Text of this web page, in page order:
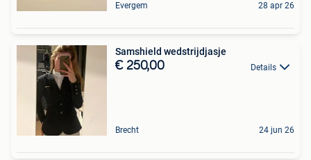
Evergem 28 apr 26
Samshield wedstrijdjasje
€ 250,00 Details
Brecht 24 jun 26